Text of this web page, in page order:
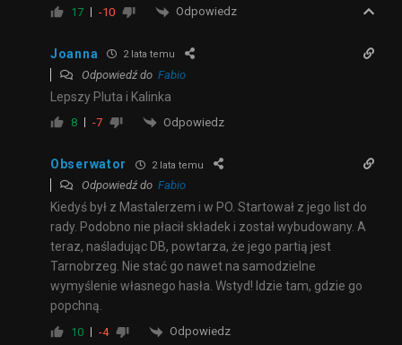
17 -10 Odpowiedz
Joanna 2 lata temu
Odpowiedź do Fabio
Lepszy Pluta i Kalinka
8 -7 Odpowiedz
Obserwator 2 lata temu
Odpowiedź do Fabio
Kiedyś był z Mastalerzem i w PO. Startował z jego list do
rady. Podobno nie płacił składek i został wybudowany. A
teraz, naśladując DB, powtarza, że jego partią jest
Tarnobrzeg. Nie stać go nawet na samodzielne
wymyślenie własnego hasła. Wstyd! Idzie tam, gdzie go
popchną.
10 -4 Odpowiedz